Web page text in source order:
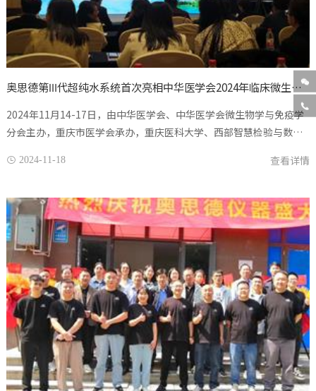
奥思德第Ⅲ代超纯水系统首次亮相中华医学会2024年临床微生物与免疫学术年会
2024年11月14-17日，由中华医学会、中华医学会微生物学与免疫学
分会主办，重庆市医学会承办，重庆医科大学、西部智慧检验与数字
年会”在重庆市南岸区...
 2024-11-18 查看详情

